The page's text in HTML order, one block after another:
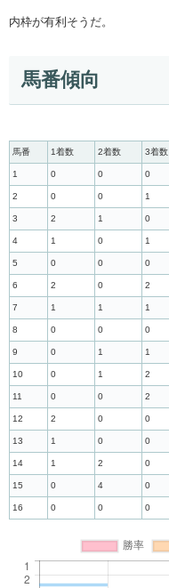
内枠が有利そうだ。
馬番傾向
馬番 1着数 2着数 3着数
1 0 0 0
2 0 0 1
3 2 1 0
4 1 0 1
5 0 0 0
6 2 0 2
7 1 1 1
8 0 0 0
9 0 1 1
10 0 1 2
11 0 0 2
12 2 0 0
13 1 0 0
14 1 2 0
15 0 4 0
16 0 0 0